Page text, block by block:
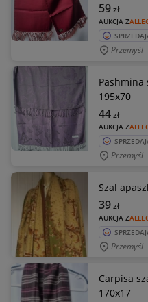
AUKCJA Z
59zł
Przemyśl
Pashmina
195x70
AUKCJA Z
44zł
Przemyśl
Szal
AUKCJA Z
39zł
Przemyśl
Carpisa
170x17